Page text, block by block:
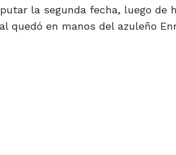
la segunda fecha, luego de
quedó en manos del azuleño